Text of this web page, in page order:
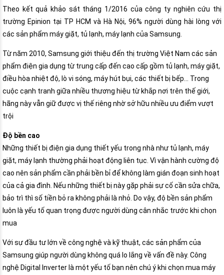
Theo kết quả khảo sát tháng 1/2016 của công ty nghiên cứu thị
trường Epinion tại TP HCM và Hà Nội, 96% người dùng hài lòng với
các sản phẩm máy giặt, tủ lạnh, máy lạnh của Samsung.
Từ năm 2010, Samsung giới thiệu đến thị trường Việt Nam các sản
phẩm điện gia dụng từ trung cấp đến cao cấp gồm tủ lạnh, máy giặt,
điều hòa nhiệt độ, lò vi sóng, máy hút bụi, các thiết bị bếp… Trong
cuộc cạnh tranh giữa nhiều thương hiệu từ khắp nơi trên thế giới,
hãng này vẫn giữ được vị thế riêng nhờ sở hữu nhiều ưu điểm vượt
trội
Độ bền cao
Những thiết bị điện gia dụng thiết yếu trong nhà như tủ lạnh, máy
giặt, máy lạnh thường phải hoạt động liên tục. Vì vận hành cường độ
cao nên sản phẩm cần phải bền bỉ để không làm gián đoạn sinh hoạt
của cả gia đình. Nếu những thiết bị này gặp phải sự cố cần sửa chữa,
bảo trì thì số tiền bỏ ra không phải là nhỏ. Do vậy, độ bền sản phẩm
luôn là yếu tố quan trọng được người dùng cân nhắc trước khi chọn
mua
Với sự đầu tư lớn về công nghệ và kỹ thuật, các sản phẩm của
Samsung giúp người dùng không quá lo lắng về vấn đề này. Công
nghệ Digital Inverter là một yếu tố bạn nên chú ý khi chọn mua máy